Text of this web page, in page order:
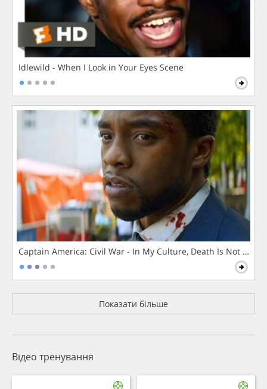
Idlewild - When I Look in Your Eyes Scene
Captain America: Civil War - In My Culture, Death Is Not The
Показати більше
Відео тренування